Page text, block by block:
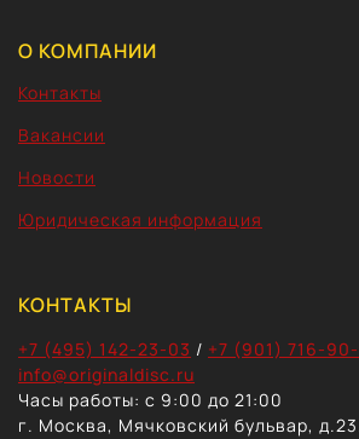
О КОМПАНИИ
Контакты
Вакансии
Новости
Юридическая информация
КОНТАКТЫ
+7 (495) 142-23-03 / +7 (901) 716-
info@originaldisc.ru
Часы работы: с 9:00 до 21:00
г. Москва, Мячковский бульвар,